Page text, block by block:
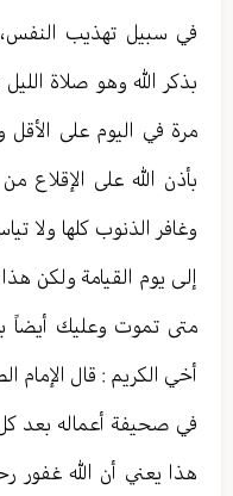
في سبيل تهذيب
بذكر الله وهو صلاة
مرة في اليوم على
بأذن الله على الإقلاع
وغافر الذنوب كلها ولا
إلى يوم القيامة ولكن
متى تموت وعليك أيضاً
أخي الكريم : قال الإمام
في صحيفة أعماله بعد
هذا يعني أن الله غفور